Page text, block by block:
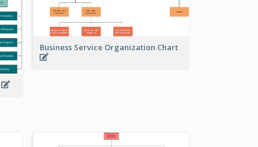
Business Service Organization Chart